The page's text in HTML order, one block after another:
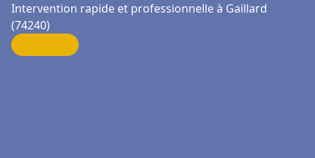
Intervention rapide et professionnelle à Gaillard
(74240)